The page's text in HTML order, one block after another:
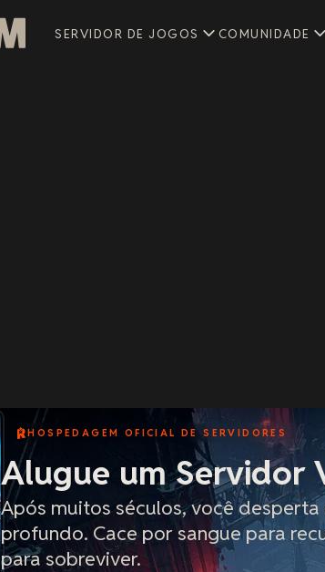
SERVIDOR DE JOGOS COMUNIDADE
HOSPEDAGEM OFICIAL DE SERVIDORES
Alugue um Servidor
Após muitos séculos, você
profundo. Cace por sangue para
para sobreviver.